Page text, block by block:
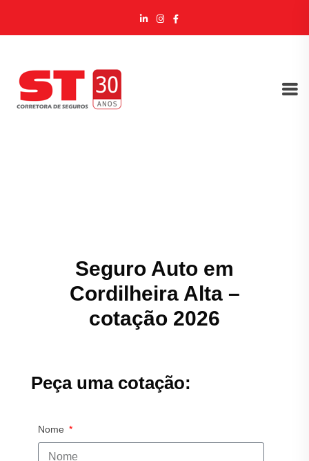
Seguro Auto em
Cordilheira Alta –
cotação 2026
Peça uma cotação:
Nome